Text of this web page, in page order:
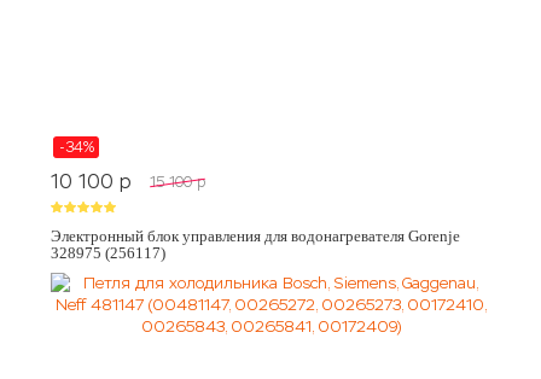
-34%
10 100 p 15 100 p
Электронный блок управления для водонагревателя Gorenje
328975 (256117)